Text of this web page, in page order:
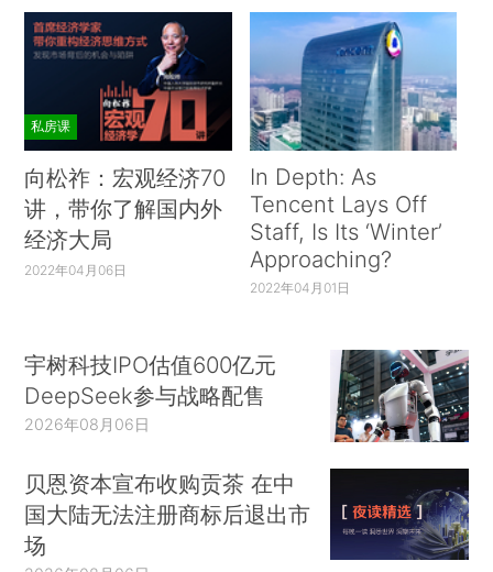
私房课
向松祚：宏观经济70
讲，带你了解国内外
经济大局
2022年04月06日
In Depth: As
Tencent Lays Off
Staff, Is Its ‘Winter’
Approaching?
2022年04月01日
宇树科技IPO估值600亿元
DeepSeek参与战略配售
2026年08月06日
贝恩资本宣布收购贡茶 在中
国大陆无法注册商标后退出市
场